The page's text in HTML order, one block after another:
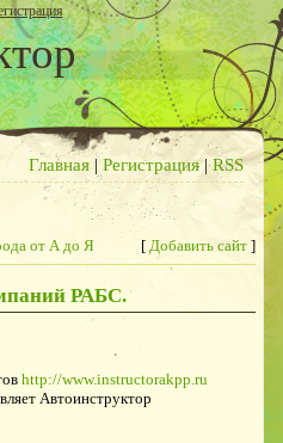
Главная| Регистрация|RSS
от А до Я [ Добавить сайт]
РАБС.
http://www.instructorakpp.ru
Автоинструктор